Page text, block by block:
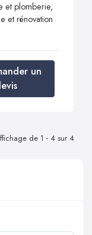
et plomberie,
et rénovation
un
de 1 - 4 sur 4